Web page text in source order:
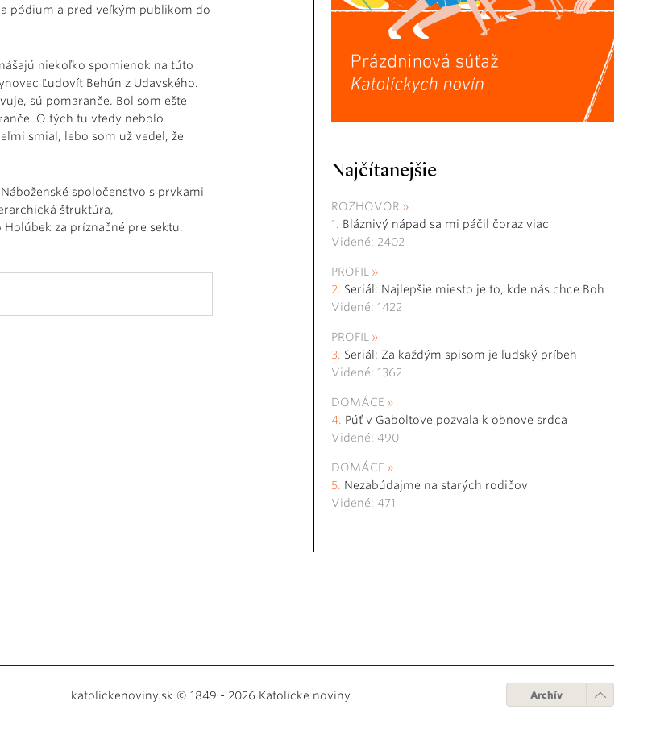
pódium a pred veľkým publikom do
niekoľko spomienok na túto
Ľudovít Behún z Udavského.
sú pomaranče. Bol som ešte
O tých tu vtedy nebolo
smial, lebo som už vedel, že
Náboženské spoločenstvo s prvkami
štruktúra,
za príznačné pre sektu.
Najčítanejšie
ROZHOVOR
Bláznivý nápad sa mi páčil čoraz viac
Videné: 2402
PROFIL
Seriál: Najlepšie miesto je to, kde nás chce Boh
Videné: 1422
PROFIL
Seriál: Za každým spisom je ľudský príbeh
Videné: 1362
DOMÁCE
Púť v Gaboltove pozvala k obnove srdca
Videné: 490
DOMÁCE
Nezabúdajme na starých rodičov
Videné: 471
katolickenoviny.sk © 1849 - 2026 Katolícke noviny Archív